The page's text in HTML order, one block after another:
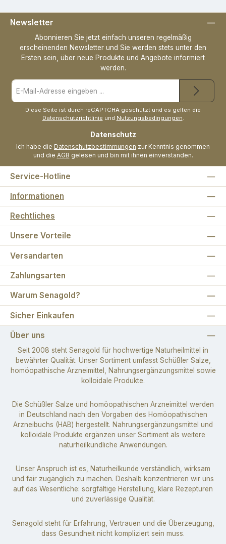
Newsletter
Abonnieren Sie jetzt einfach unseren regelmäßig
erscheinenden Newsletter und Sie werden stets unter den
Ersten sein, über neue Produkte und Angebote informiert
werden.
E-
Mail-
Adresse
Diese Seite ist durch reCAPTCHA geschützt und es gelten die
Datenschutzrichtlinie und Nutzungsbedingungen.
Datenschutz
Ich habe die Datenschutzbestimmungen zur Kenntnis genommen
und die AGB gelesen und bin mit ihnen einverstanden.
Service-Hotline
Informationen
Rechtliches
Unsere Vorteile
Versandarten
Zahlungsarten
Warum Senagold?
Sicher Einkaufen
Über uns
Seit 2008 steht Senagold für hochwertige Naturheilmittel in
bewährter Qualität. Unser Sortiment umfasst Schüßler Salze,
homöopathische Arzneimittel, Nahrungsergänzungsmittel sowie
kolloidale Produkte.
Die Schüßler Salze und homöopathischen Arzneimittel werden
in Deutschland nach den Vorgaben des Homöopathischen
Arzneibuchs (HAB) hergestellt. Nahrungsergänzungsmittel und
kolloidale Produkte ergänzen unser Sortiment als weitere
naturheilkundliche Anwendungen.
Unser Anspruch ist es, Naturheilkunde verständlich, wirksam
und fair zugänglich zu machen. Deshalb konzentrieren wir uns
auf das Wesentliche: sorgfältige Herstellung, klare Rezepturen
und zuverlässige Qualität.
Senagold steht für Erfahrung, Vertrauen und die Überzeugung,
dass Gesundheit nicht kompliziert sein muss.